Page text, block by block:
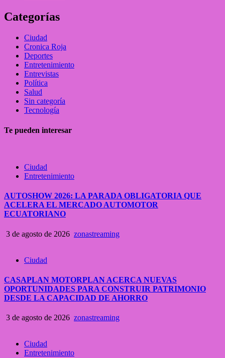
Categorías
Ciudad
Cronica Roja
Deportes
Entretenimiento
Entrevistas
Política
Salud
Sin categoría
Tecnología
Te pueden interesar
Ciudad
Entretenimiento
AUTOSHOW 2026: LA PARADA OBLIGATORIA QUE
ACELERA EL MERCADO AUTOMOTOR
ECUATORIANO
3 de agosto de 2026 zonastreaming
Ciudad
CASAPLAN MOTORPLAN ACERCA NUEVAS
OPORTUNIDADES PARA CONSTRUIR PATRIMONIO
DESDE LA CAPACIDAD DE AHORRO
3 de agosto de 2026 zonastreaming
Ciudad
Entretenimiento